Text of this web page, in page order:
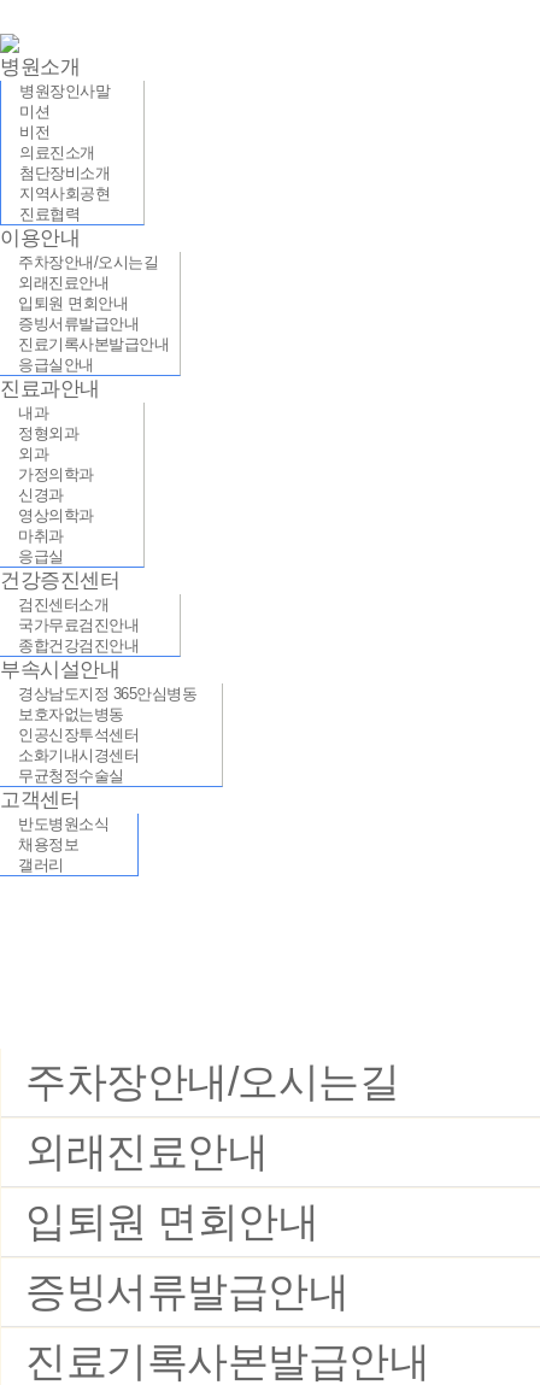
병원소개
병원장인사말
미션
비전
의료진소개
첨단장비소개
지역사회공현
진료협력
이용안내
주차장안내/오시는길
외래진료안내
입퇴원 면회안내
증빙서류발급안내
진료기록사본발급안내
응급실안내
진료과안내
내과
정형외과
외과
가정의학과
신경과
영상의학과
마취과
응급실
건강증진센터
검진센터소개
국가무료검진안내
종합건강검진안내
부속시설안내
경상남도지정 365안심병동
보호자없는병동
인공신장투석센터
소화기내시경센터
무균청정수술실
고객센터
반도병원소식
채용정보
갤러리
주차장안내/오시는길
외래진료안내
입퇴원 면회안내
증빙서류발급안내
진료기록사본발급안내